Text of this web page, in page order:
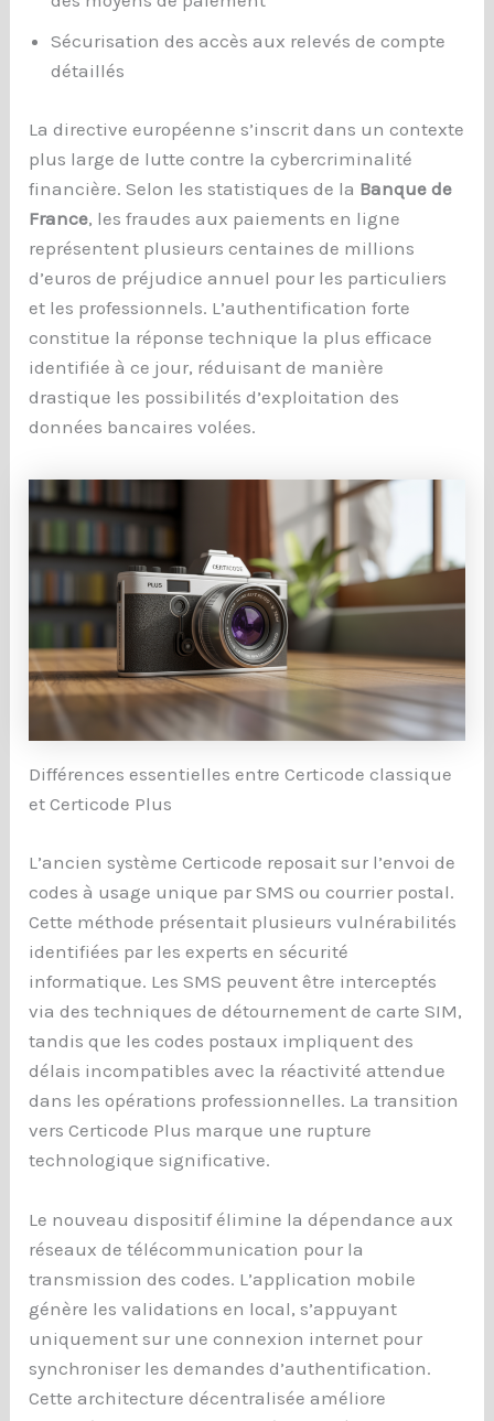
Sécurisation des accès aux relevés de compte
détaillés
La directive européenne s’inscrit dans un contexte
plus large de lutte contre la cybercriminalité
financière. Selon les statistiques de la Banque de
France, les fraudes aux paiements en ligne
représentent plusieurs centaines de millions
d’euros de préjudice annuel pour les particuliers
et les professionnels. L’authentification forte
constitue la réponse technique la plus efficace
identifiée à ce jour, réduisant de manière
drastique les possibilités d’exploitation des
données bancaires volées.
Différences essentielles entre Certicode classique
et Certicode Plus
L’ancien système Certicode reposait sur l’envoi de
codes à usage unique par SMS ou courrier postal.
Cette méthode présentait plusieurs vulnérabilités
identifiées par les experts en sécurité
informatique. Les SMS peuvent être interceptés
via des techniques de détournement de carte SIM,
tandis que les codes postaux impliquent des
délais incompatibles avec la réactivité attendue
dans les opérations professionnelles. La transition
vers Certicode Plus marque une rupture
technologique significative.
Le nouveau dispositif élimine la dépendance aux
réseaux de télécommunication pour la
transmission des codes. L’application mobile
génère les validations en local, s’appuyant
uniquement sur une connexion internet pour
synchroniser les demandes d’authentification.
Cette architecture décentralisée améliore